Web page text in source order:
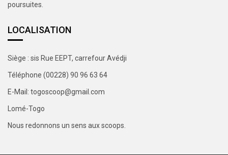
poursuites.
LOCALISATION
Siège : sis Rue EEPT, carrefour Avédji
Téléphone (00228) 90 96 63 64
E-Mail: togoscoop@gmail.com
Lomé-Togo
Nous redonnons un sens aux scoops.